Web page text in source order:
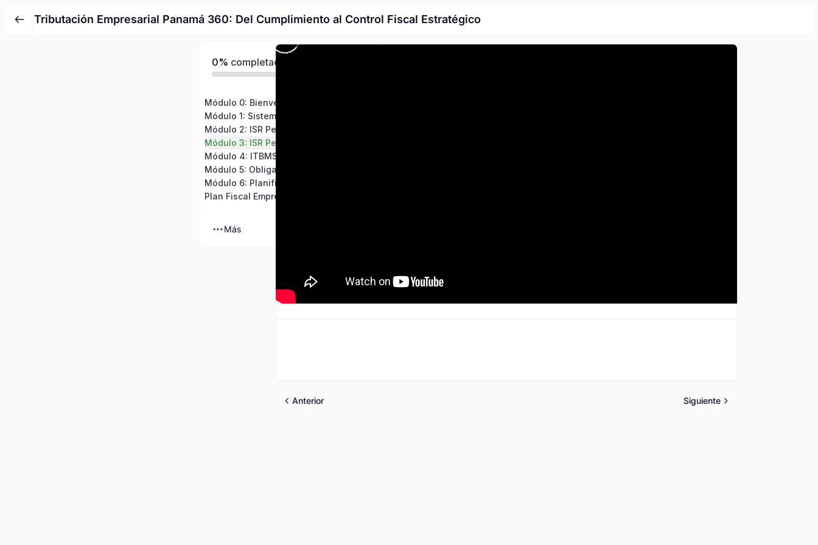
Tributación Empresarial Panamá 360: Del Cumplimiento al Control Fiscal Estratégico
0% completado
Módulo 0: Bienvenida
Módulo 1: Sistema Tributario Panameño
Módulo 2: ISR Personas Naturales
Módulo 3: ISR Personas Jurídicas
Plan Fiscal Empresarial Integrado
Más
Anterior Siguiente